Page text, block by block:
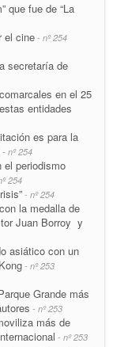
que fue de “La
el cine - nº 254
secretaría de
en el 25
entidades
es para la
- nº 254
el periodismo
254
- nº 254
la medalla de
Juan Borroy y
asiático con un
- nº 253
Grande más
- nº 253
más de
- nº 253